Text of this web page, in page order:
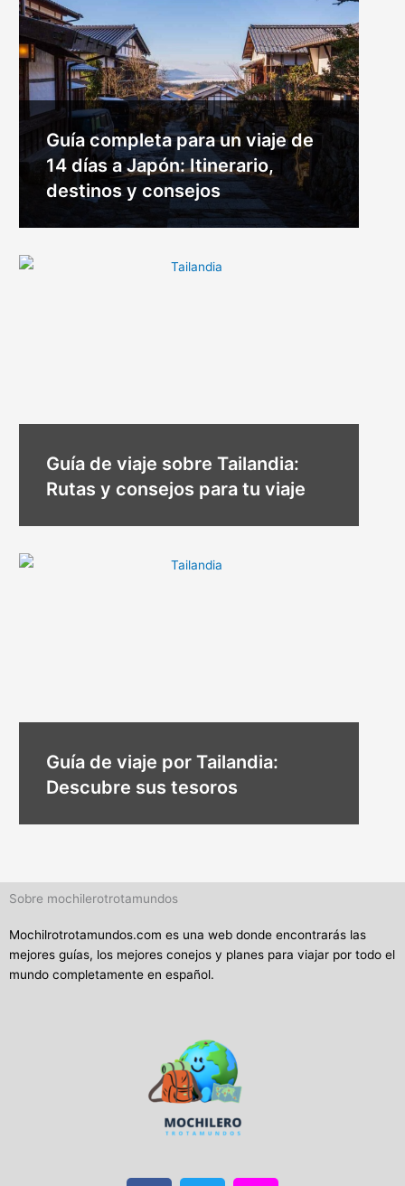
Guía completa para un viaje de
14 días a Japón: Itinerario,
destinos y consejos
Guía de viaje sobre Tailandia:
Rutas y consejos para tu viaje
Guía de viaje por Tailandia:
Descubre sus tesoros
Sobre mochilerotrotamundos
Mochilrotrotamundos.com es una web donde encontrarás las
mejores guías, los mejores conejos y planes para viajar por todo el
mundo completamente en español.